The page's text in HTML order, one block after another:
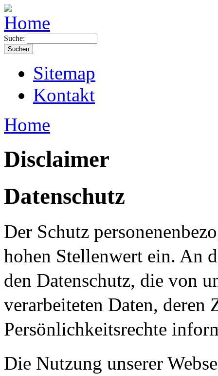
Suche:
Sitemap
Kontakt
Home
Disclaimer
Datenschutz
Der Schutz
hohen Stellenwert ein. An
den Datenschutz, die von
verarbeiteten Daten, deren
Persönlichkeitsrechte
Die Nutzung unserer